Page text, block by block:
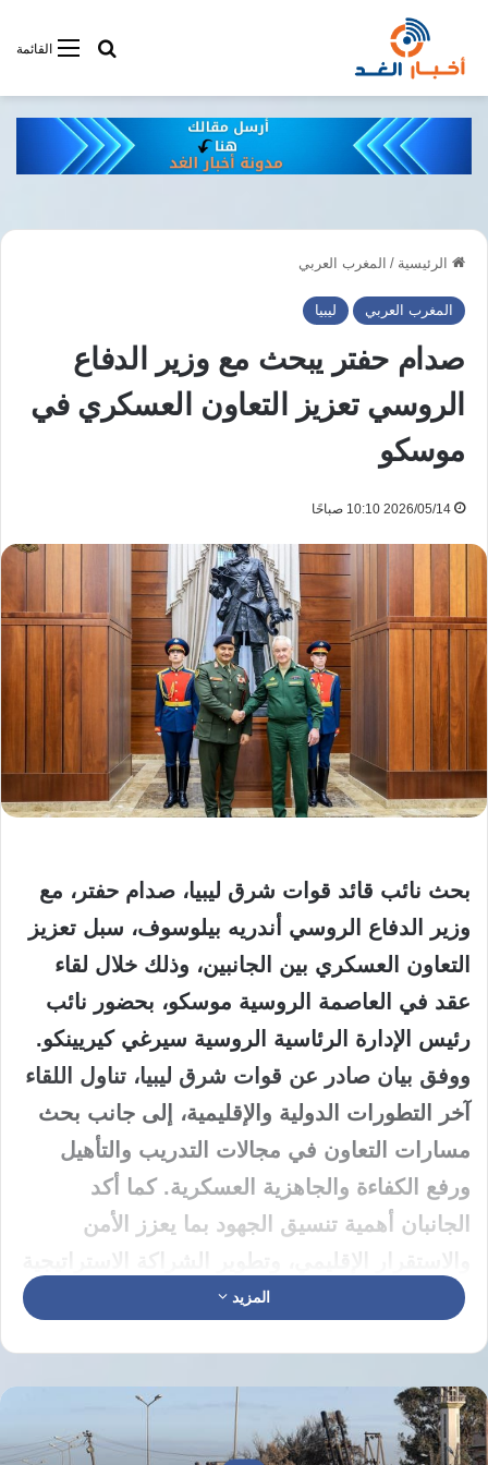
القائمةأبحت فى
الرئيسية / المغرب العربي
المغرب العربي ليبيا
صدام حفتر يبحث مع وزير الدفاع
الروسي تعزيز التعاون العسكري في
موسكو
2026/05/14 10:10 صباحًا
بحث نائب قائد قوات شرق ليبيا، صدام حفتر، مع
وزير الدفاع الروسي أندريه بيلوسوف، سبل تعزيز
التعاون العسكري بين الجانبين، وذلك خلال لقاء
عقد في العاصمة الروسية موسكو، بحضور نائب
رئيس الإدارة الرئاسية الروسية سيرغي كيريينكو.
ووفق بيان صادر عن قوات شرق ليبيا، تناول اللقاء
آخر التطورات الدولية والإقليمية، إلى جانب بحث
مسارات التعاون في مجالات التدريب والتأهيل
ورفع الكفاءة والجاهزية العسكرية. كما أكد
الجانبان أهمية تنسيق الجهود بما يعزز الأمن
بما يخدم المصالح المشتركة.
شراكة عسكرية متنامية بين موسكو
وقوات شرق ليبيا
يأتي اللقاء في سياق تقارب عسكري متصاعد بين
المزيد